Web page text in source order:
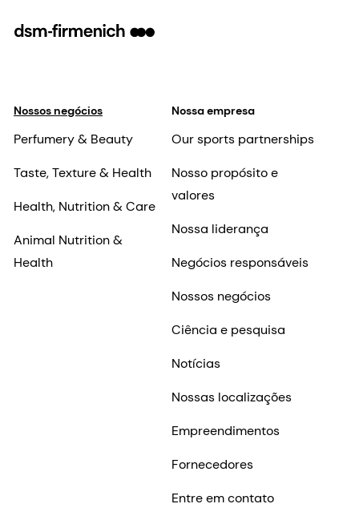
Nossos negócios
Perfumery & Beauty
Taste, Texture & Health
Health, Nutrition & Care
Animal Nutrition &
Health
Nossa empresa
Our sports partnerships
Nosso propósito e
valores
Nossa liderança
Negócios responsáveis
Nossos negócios
Ciência e pesquisa
Notícias
Nossas localizações
Empreendimentos
Fornecedores
Entre em contato